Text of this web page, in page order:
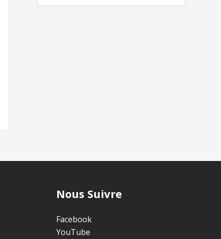
Nous Suivre
Facebook
YouTube